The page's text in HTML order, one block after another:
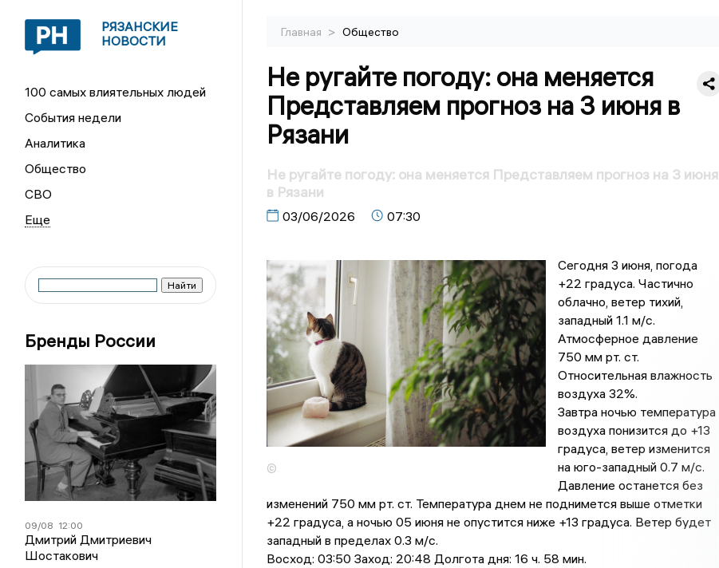
РЯЗАНСКИЕ
НОВОСТИ
100 самых влиятельных людей
События недели
Аналитика
Общество
СВО
Бренды России
09/08 12:00
Дмитрий Дмитриевич
Шостакович
Главная > Общество
Не ругайте погоду: она меняется
Представляем прогноз на 3 июня в
Рязани
Не ругайте погоду: она меняется Представляем прогноз на 3 июня
в Рязани
03/06/2026 07:30
©
Сегодня 3 июня, погода
+22 градусa. Частично
облачно, ветер тихий,
западный 1.1 м/с.
Атмосферное давление
750 мм рт. ст.
Относительная влажность
воздуха 32%.
Завтра ночью температура
воздуха понизится до +13
градусa, ветер изменится
на юго-западный 0.7 м/с.
Давление останется без
изменений 750 мм рт. ст. Температура днем не поднимется выше отметки
+22 градусa, a ночью 05 июня не опустится ниже +13 градусa. Ветер будет
западный в пределах 0.3 м/с.
Восход: 03:50 Заход: 20:48 Долгота дня: 16 ч. 58 мин.